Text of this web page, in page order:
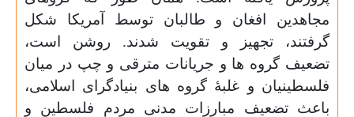
مجاهدین افغان و طالبان توسط آمریکا شکل
گرفتند، تجهیز و تقویت شدند. روشن است،
تضعیف گروه ها و جریانات مترقی و چپ در میان
فلسطینیان و غلبۀ گروه های بنیادگرای اسلامی،
باعث تضعیف مبارزات مدنی مردم فلسطین و